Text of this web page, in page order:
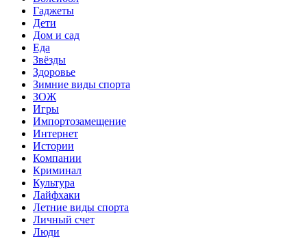
Гаджеты
Дети
Дом и сад
Еда
Звёзды
Здоровье
Зимние виды спорта
ЗОЖ
Игры
Импортозамещение
Интернет
Истории
Компании
Криминал
Культура
Лайфхаки
Летние виды спорта
Личный счет
Люди